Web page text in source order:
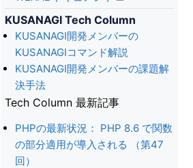
KUSANAGI Tech Column
KUSANAGI開発メンバーの
KUSANAGIコマンド解説
KUSANAGI開発メンバーの課題解
決手法
Tech Column 最新記事
PHPの最新状況： PHP 8.6 で関数
の部分適用が導入される （第47
回）